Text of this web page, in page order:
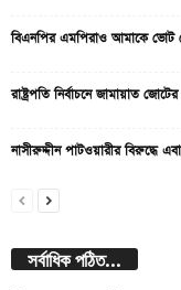
বিএনপির এমপিরাও আমাকে ভোট
রাষ্ট্রপতি নির্বাচনে জামায়াত
নাসীরুদ্দীন পাটওয়ারীর বিরুদ্ধে
সর্বাধিক পঠিত...